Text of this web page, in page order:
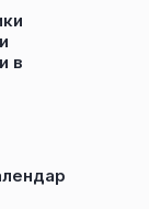
в